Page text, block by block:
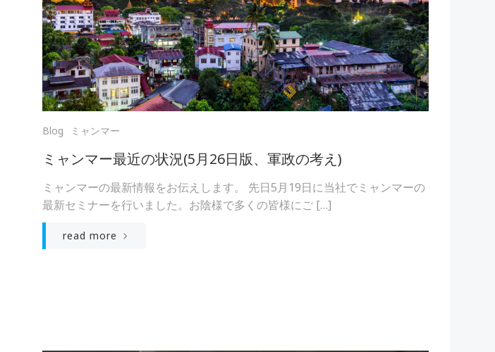
Blog ミャンマー
ミャンマー最近の状況(5月26日版、軍政の考え)
ミャンマーの最新情報をお伝えします。 先日5月19日に当社でミャンマーの
最新セミナーを行いました。お陰様で多くの皆様にご […]
read more